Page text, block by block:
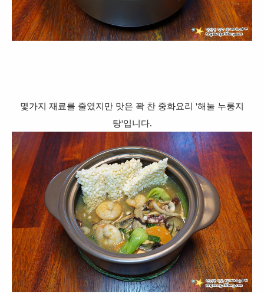
몇가지 재료를 줄였지만 맛은 꽉 찬 중화요리 '해눌 누룽지
탕'입니다.